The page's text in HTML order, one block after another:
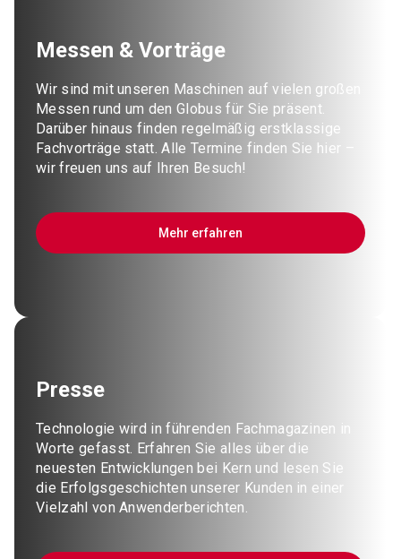
Messen & Vorträge
Wir sind mit unseren Maschinen auf vielen großen
Messen rund um den Globus für Sie präsent.
Darüber hinaus finden regelmäßig erstklassige
Fachvorträge statt. Alle Termine finden Sie hier –
wir freuen uns auf Ihren Besuch!
Mehr erfahren
Presse
Technologie wird in führenden Fachmagazinen in
Worte gefasst. Erfahren Sie alles über die
neuesten Entwicklungen bei Kern und lesen Sie
die Erfolgsgeschichten unserer Kunden in einer
Vielzahl von Anwenderberichten.